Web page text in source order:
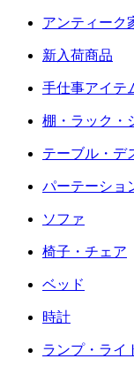
アンティーク
新入荷商品
手仕事アイテ
棚・ラック・
テーブル・デ
パーテーショ
ソファ
椅子・チェア
ベッド
時計
ランプ・ライ